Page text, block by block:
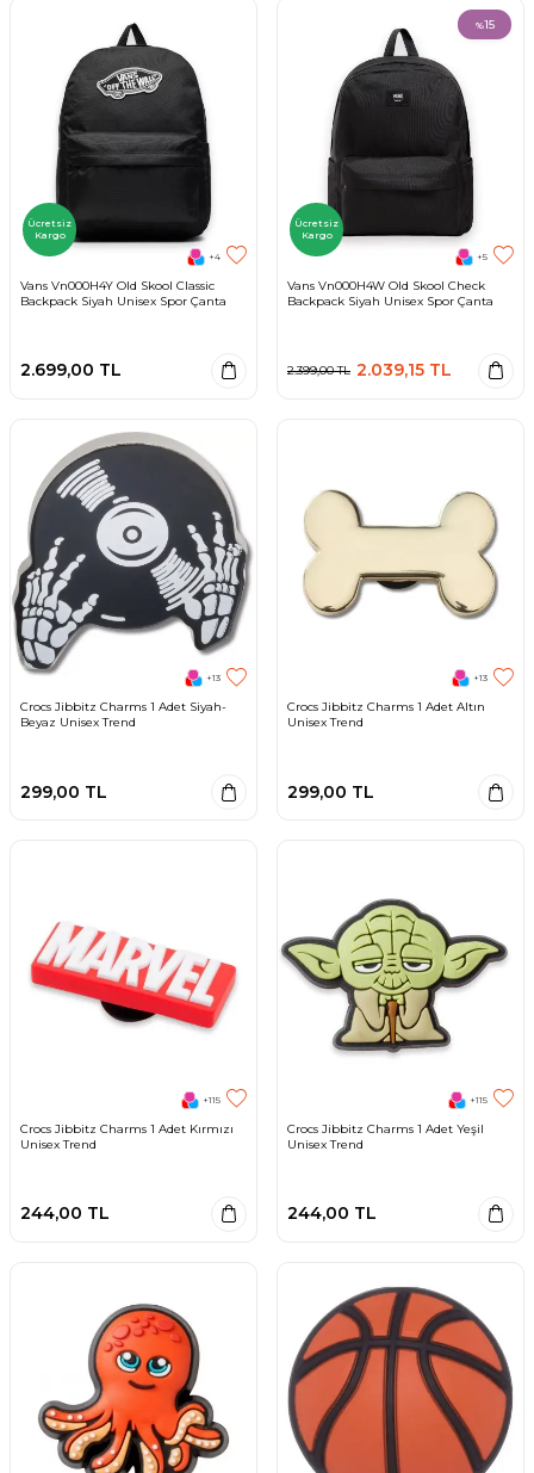
Ücretsiz
Kargo
+4
Vans Vn000H4Y Old Skool Classic
Backpack Siyah Unisex Spor Çanta
2.699,00 TL
%15
Ücretsiz
Kargo
+5
Vans Vn000H4W Old Skool Check
Backpack Siyah Unisex Spor Çanta
2.399,00TL 2.039,15 TL
+13
Crocs Jibbitz Charms 1 Adet Siyah-
Beyaz Unisex Trend
299,00 TL
+13
Crocs Jibbitz Charms 1 Adet Altın
Unisex Trend
299,00 TL
+115
Crocs Jibbitz Charms 1 Adet Kırmızı
Unisex Trend
244,00 TL
+115
Crocs Jibbitz Charms 1 Adet Yeşil
Unisex Trend
244,00 TL